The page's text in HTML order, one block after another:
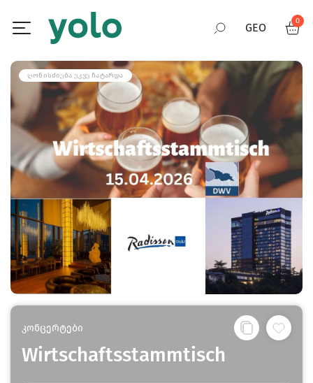
GEO
RUS
ENG
0
ᲦᲝᲜᲘᲡᲫᲘᲔᲑᲐ ᲣᲙᲕᲔ ᲩᲐᲢᲐᲠᲓᲐ
კონცერტები
Wirtschaftsstammtisch